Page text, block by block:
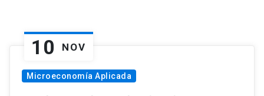
10 NOV
Microeconomía Aplicada